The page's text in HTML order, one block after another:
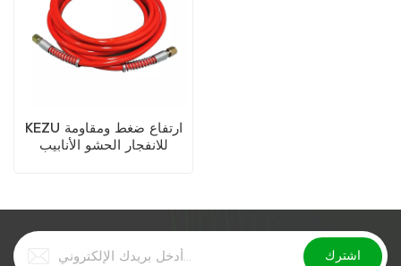
KEZU ارتفاع ضغط ومقاومة
للانفجار الحشو الأنابيب